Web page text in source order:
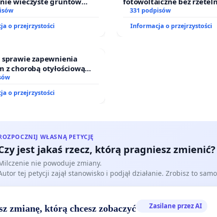
przez rodzinne ogrody
o przejrzystości
i akceptacji mieszkańców
331 podpisów
Informacja o przejrzystości
sprawie zapewnienia
z chorobą otyłościową
kompleksowego leczenia
o przejrzystości
WŁASNĄ PETYCJĘ
jest jakaś rzecz, którą pragniesz zmienić?
nie powoduje zmiany.
tej petycji zajął stanowisko i podjął działanie. Zrobisz to
zmianę, którą chcesz zobaczyć Zasilane przez AI